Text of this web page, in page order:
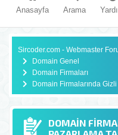
Anasayfa Arama
Sircoder.com - Webmaster
Domain Genel
Domain Firmaları
Domain Firmalarında
DOMAIN